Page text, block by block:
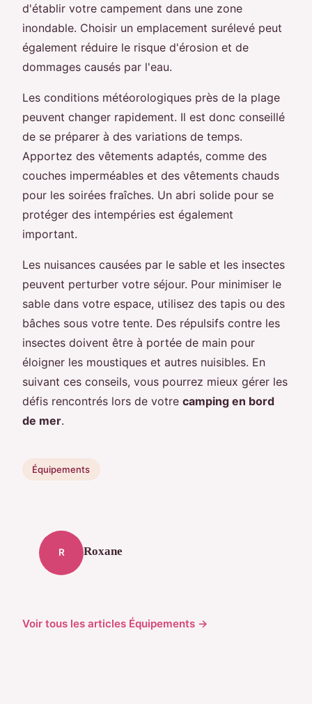
d'établir votre campement dans une zone
inondable. Choisir un emplacement surélevé peut
également réduire le risque d'érosion et de
dommages causés par l'eau.
Les conditions météorologiques près de la plage
peuvent changer rapidement. Il est donc conseillé
de se préparer à des variations de temps.
Apportez des vêtements adaptés, comme des
couches imperméables et des vêtements chauds
pour les soirées fraîches. Un abri solide pour se
protéger des intempéries est également
important.
Les nuisances causées par le sable et les insectes
peuvent perturber votre séjour. Pour minimiser le
sable dans votre espace, utilisez des tapis ou des
bâches sous votre tente. Des répulsifs contre les
insectes doivent être à portée de main pour
éloigner les moustiques et autres nuisibles. En
suivant ces conseils, vous pourrez mieux gérer les
défis rencontrés lors de votre camping en bord
de mer.
Équipements
R Roxane
Voir tous les articles Équipements →